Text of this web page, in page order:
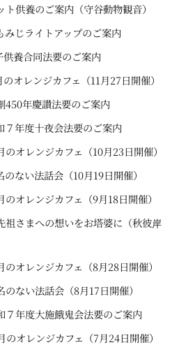
ト供養のご案内（守谷動物観音）
みじライトアップのご案内
供養合同法要のご案内
のオレンジカフェ（11月27日開催）
450年慶讃法要のご案内
７年度十夜会法要のご案内
のオレンジカフェ（10月23日開催）
のない法話会（10月19日開催）
のオレンジカフェ（9月18日開催）
祖さまへの想いをお塔婆に（秋彼岸
のオレンジカフェ（8月28日開催）
のない法話会（8月17日開催）
７年度大施餓鬼会法要のご案内
のオレンジカフェ（7月24日開催）